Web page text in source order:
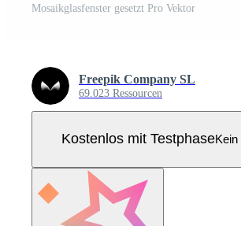
Mosaikglasfenster gesetzt Pro Vektor
Freepik Company SL
69.023 Ressourcen
Kostenlos mit TestphaseKein